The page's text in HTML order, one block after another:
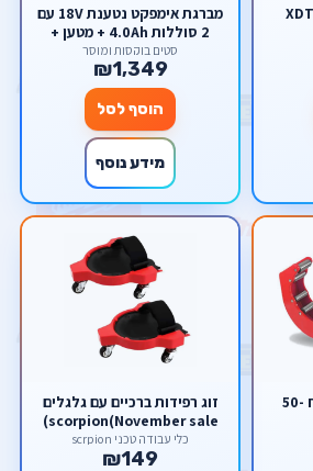
מברגת אימפקט נטענת 18V עם
2 סוללות 4.0Ah + מטען +
מזוודת נשיאה Makita LXT
18V DTD153RTE
סטים בוקסות ומוסך
₪1,349
הוסף לסל
מידע נוסף
חותך צינורות חצי ירח 50-
זוג רפידות ברכיים עם גלגלים
scorpion(November sale)
כלי עבודה טכני scrpion
₪149